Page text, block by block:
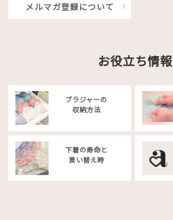
メルマガ登録について
お役立ち情報
ブラジャーの
収納方法
下着の寿命と
買い替え時